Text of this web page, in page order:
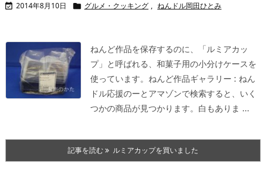
 2014年8月10日  グルメ・クッキング , ねんドル岡田ひとみ
ねんど作品を保存するのに、「ルミアカッ
プ」と呼ばれる、和菓子用の小分けケースを
使っています。 ねんど作品ギャラリー : ねん
ドル応援のーと アマゾンで検索すると、いく
つかの商品が見つかります。 白もありま ...
記事を読む ルミアカップを買いました